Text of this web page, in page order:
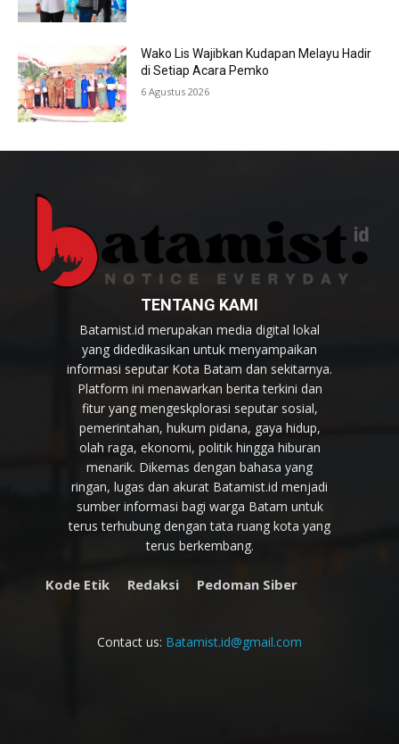
Wako Lis Wajibkan Kudapan Melayu Hadir
di Setiap Acara Pemko
6 Agustus 2026
TENTANG KAMI
Batamist.id merupakan media digital lokal
yang didedikasikan untuk menyampaikan
informasi seputar Kota Batam dan sekitarnya.
Platform ini menawarkan berita terkini dan
fitur yang mengeskplorasi seputar sosial,
pemerintahan, hukum pidana, gaya hidup,
olah raga, ekonomi, politik hingga hiburan
menarik. Dikemas dengan bahasa yang
ringan, lugas dan akurat Batamist.id menjadi
sumber informasi bagi warga Batam untuk
terus terhubung dengan tata ruang kota yang
terus berkembang.
Kode Etik Redaksi Pedoman Siber
Contact us: Batamist.id@gmail.com